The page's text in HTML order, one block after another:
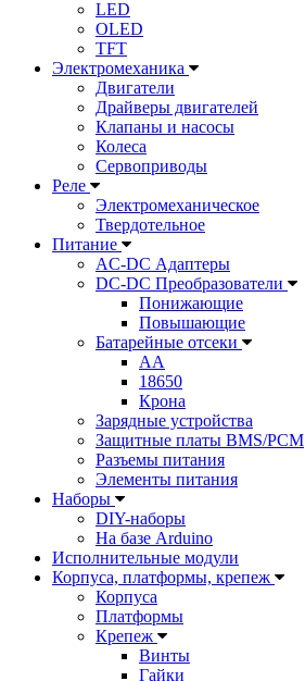
LED
OLED
TFT
Электромеханика
Двигатели
Драйверы двигателей
Клапаны и насосы
Колеса
Сервоприводы
Реле
Электромеханическое
Твердотельное
Питание
AC-DC Адаптеры
DC-DC Преобразователи
Понижающие
Повышающие
Батарейные отсеки
AA
18650
Крона
Зарядные устройства
Защитные платы BMS/PCM
Разъемы питания
Элементы питания
Наборы
DIY-наборы
На базе Arduino
Исполнительные модули
Корпуса, платформы, крепеж
Корпуса
Платформы
Крепеж
Винты
Гайки